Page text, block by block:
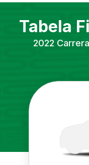
Tabela
2022